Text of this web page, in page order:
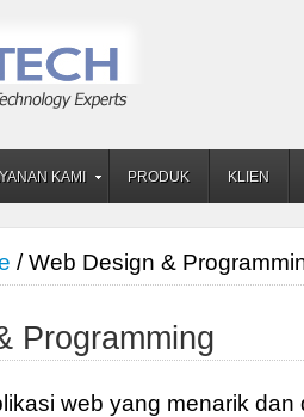
KAMI PRODUK KLIEN
/ Web Design &
Programming
web yang menarik dan